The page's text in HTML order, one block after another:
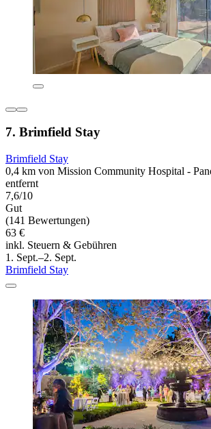
7. Brimfield Stay
Brimfield Stay
0,4 km von Mission Community Hospital -
entfernt
7,6/10
Gut
(141 Bewertungen)
63 €
inkl. Steuern & Gebühren
1. Sept.–2. Sept.
Brimfield Stay